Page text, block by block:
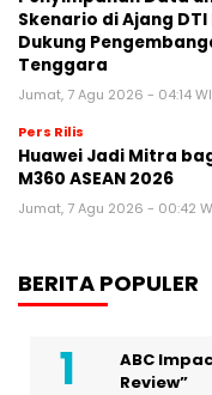
Skenario di Ajang
Dukung
Tenggara
Jumat, 7 Agu 2026 - 04:14
Pers Rilis
Huawei Jadi Mitra
M360 ASEAN 2026
Jumat, 7 Agu 2026 - 00:42
BERITA POPULER
ABC
Review”